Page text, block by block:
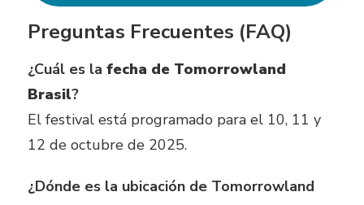
Preguntas Frecuentes (FAQ)
¿Cuál es la fecha de Tomorrowland
Brasil?
El festival está programado para el 10, 11 y
12 de octubre de 2025.
¿Dónde es la ubicación de Tomorrowland